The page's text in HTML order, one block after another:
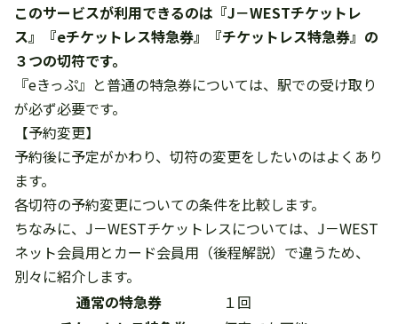
このサービスが利用できるのは『J－WESTチケットレ
ス』『eチケットレス特急券』『チケットレス特急券』の
３つの切符です。
『eきっぷ』と普通の特急券については、駅での受け取り
が必ず必要です。
【予約変更】
予約後に予定がかわり、切符の変更をしたいのはよくあり
ます。
各切符の予約変更についての条件を比較します。
ちなみに、J－WESTチケットレスについては、J－WEST
ネット会員用とカード会員用（後程解説）で違うため、
別々に紹介します。
通常の特急券
１回